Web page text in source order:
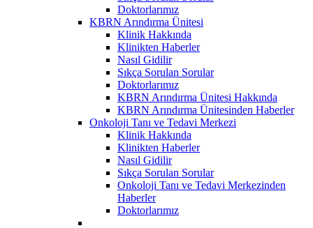
Doktorlarımız
KBRN Arındırma Ünitesi
Klinik Hakkında
Klinikten Haberler
Nasıl Gidilir
Sıkça Sorulan Sorular
Doktorlarımız
KBRN Arındırma Ünitesi Hakkında
KBRN Arındırma Ünitesinden Haberler
Onkoloji Tanı ve Tedavi Merkezi
Klinik Hakkında
Klinikten Haberler
Nasıl Gidilir
Sıkça Sorulan Sorular
Onkoloji Tanı ve Tedavi Merkezinden
Haberler
Doktorlarımız